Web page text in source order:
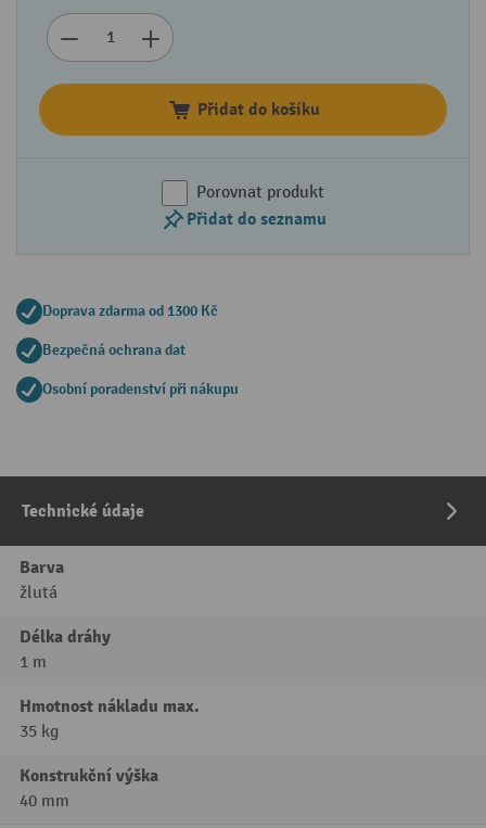
Přidat do košíku
Porovnat produkt
Přidat do seznamu
Doprava zdarma od 1300 Kč
Bezpečná ochrana dat
Osobní poradenství při nákupu
Technické údaje
Barva
žlutá
Délka dráhy
1 m
Hmotnost nákladu max.
35 kg
Konstrukční výška
40 mm